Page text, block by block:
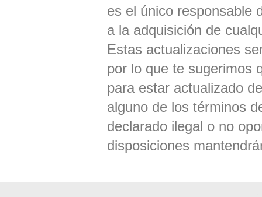
es el único responsable
a la adquisición de
Estas actualizaciones
por lo que te sugerimos
para estar actualizado
alguno de los términos
declarado ilegal o no
disposiciones